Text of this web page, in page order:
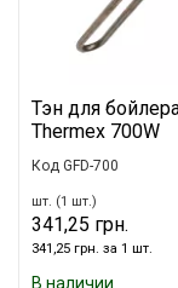
Тэн для
Thermex 700W
Код GFD-700
шт. (1 шт.)
341,25 грн.
341,25 грн. за 1 шт.
В наличии